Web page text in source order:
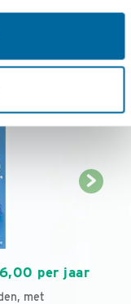
per jaar
met